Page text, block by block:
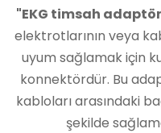
"EKG timsah
elektrotlarının veya
uyum sağlamak için
konnektördür. Bu
kabloları arasındaki
şekilde